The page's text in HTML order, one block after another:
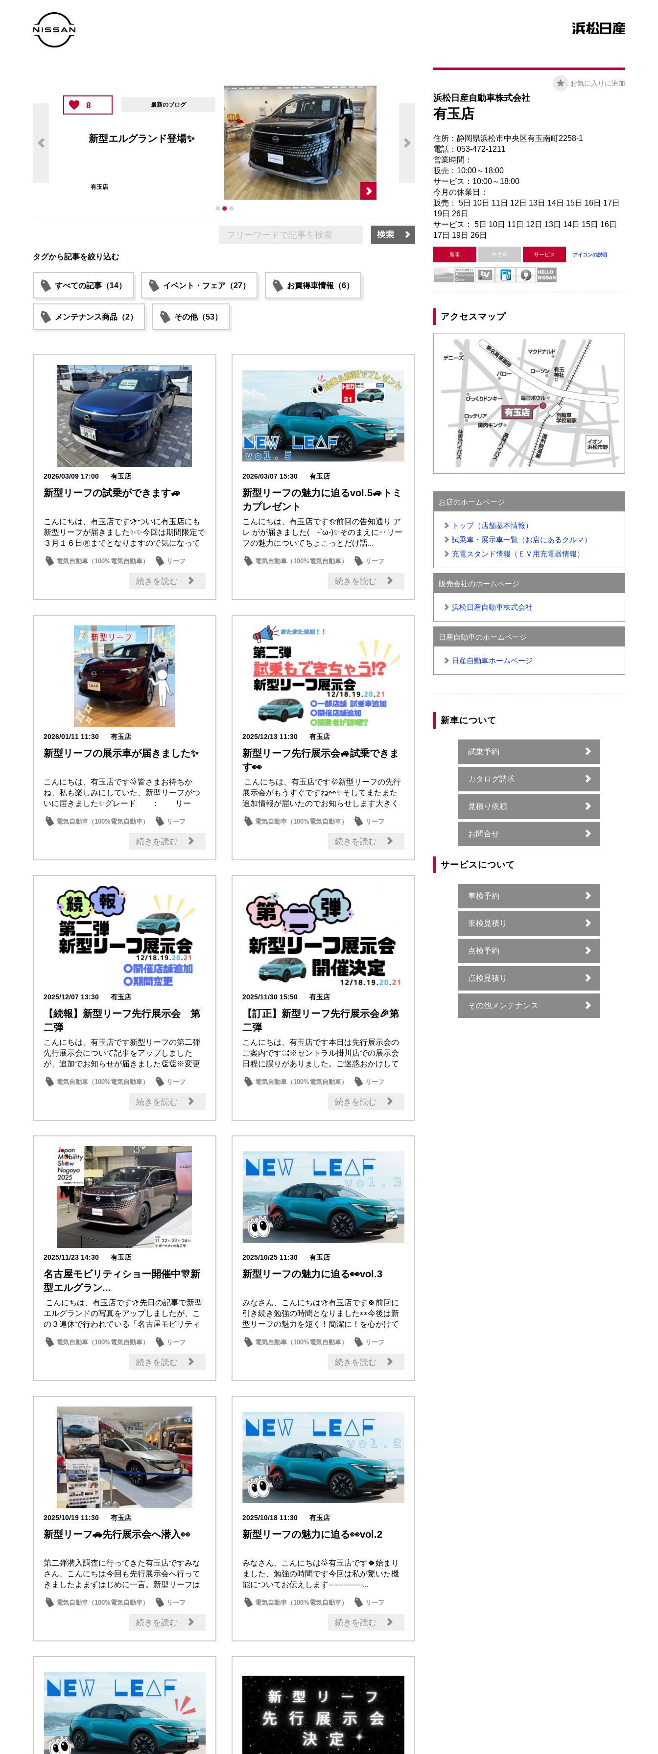
8 最新のブログ
新型エルグランド登場✨
有玉店
タグから記事を絞り込む
すべての記事（14） イベント・フェア（27） お買得車情報（6）
メンテナンス商品（2） その他（53）
2026/03/09 17:00 有玉店
新型リーフの試乗ができます🚙
こんにちは、有玉店です🌞ついに有玉店にも
新型リーフが届きました✨✨今回は期間限定で
３月１６日㊊までとなりますので気になって
電気自動車（100%電気自動車）
リーフ
試乗車・展示車
続きを読む
2026/03/07 15:30 有玉店
新型リーフの魅力に迫るvol.5🚙トミ
カプレゼント
こんにちは、有玉店です🌞前回の告知通り ア
レ がが届きました( -`ω-)✨そのまえに‥リー
フの魅力についてちょこっとだけ語...
電気自動車（100%電気自動車）
リーフ
記念品・プレゼント 店内イベント
続きを読む
2026/01/11 11:30 有玉店
新型リーフの展示車が届きました✨
こんにちは、有玉店です🌞皆さまお待ちか
ね、私も楽しみにしていた、新型リーフがつ
いに届きました✨グレード ： リー
電気自動車（100%電気自動車）
リーフ
おもてなし
続きを読む
2025/12/13 11:30 有玉店
新型リーフ先行展示会🚙試乗できま
す👀
こんにちは、有玉店です🌞新型リーフの先行
展示会がもうすぐですね👀✨そしてまたまた
追加情報が届いたのでお知らせします大きく
電気自動車（100%電気自動車）
リーフ
新型車 話題の情報
続きを読む
2025/12/07 13:30 有玉店
【続報】新型リーフ先行展示会 第
二弾
こんにちは、有玉店です新型リーフの第二弾
先行展示会について記事をアップしました
が、追加でお知らせが届きました👏👏※変更
電気自動車（100%電気自動車）
リーフ
新型車
続きを読む
2025/11/30 15:50 有玉店
【訂正】新型リーフ先行展示会🎉第
二弾
こんにちは、有玉店です本日は先行展示会の
ご案内です👏※セントラル掛川店での展示会
日程に誤りがありました。ご迷惑おかけして
電気自動車（100%電気自動車）
リーフ
新型車 店内イベント
続きを読む
2025/11/23 14:30 有玉店
名古屋モビリティショー開催中🎊新
型エルグラン...
こんにちは、有玉店です🌞先日の記事で新型
エルグランドの写真をアップしましたが、こ
の３連休で行われている「名古屋モビリティ
電気自動車（100%電気自動車）
リーフ
その他
続きを読む
2025/10/25 11:30 有玉店
新型リーフの魅力に迫る👀vol.3
みなさん、こんにちは🌞有玉店です🍀前回に
引き続き勉強の時間となりました👀今後は新
型リーフの魅力を短く！簡潔に！を心がけて
電気自動車（100%電気自動車）
リーフ
話題の情報
続きを読む
2025/10/19 11:30 有玉店
新型リーフ🚗先行展示会へ潜入👀
第二弾潜入調査に行ってきた有玉店ですみな
さん、こんにちは今回も先行展示会へ行って
きましたよまずはじめに一言。新型リーフは
電気自動車（100%電気自動車）
リーフ
話題の情報
続きを読む
2025/10/18 11:30 有玉店
新型リーフの魅力に迫る👀vol.2
みなさん、こんにちは🌞有玉店です🍀始まり
ました、勉強の時間です今回は私が驚いた機
能についてお伝えします--------------...
電気自動車（100%電気自動車）
リーフ
話題の情報
続きを読む
お気に入りに追加
浜松日産自動車株式会社
有玉店
住所：静岡県浜松市中央区有玉南町2258-1
電話：053-472-1211
営業時間：
販売：10:00～18:00
サービス：10:00～18:00
今月の休業日：
販売： 5日 10日 11日 12日 13日 14日 15日 16日 17日
19日 26日
サービス： 5日 10日 11日 12日 13日 14日 15日 16日
17日 19日 26日
新車 中古車 サービス アイコンの説明
アクセスマップ
お店のホームページ
トップ（店舗基本情報）
試乗車・展示車一覧（お店にあるクルマ）
充電スタンド情報（ＥＶ用充電器情報）
販売会社のホームページ
浜松日産自動車株式会社
日産自動車のホームページ
日産自動車ホームページ
新車について
試乗予約
カタログ請求
見積り依頼
お問合せ
サービスについて
車検予約
車検見積り
点検予約
点検見積り
その他メンテナンス